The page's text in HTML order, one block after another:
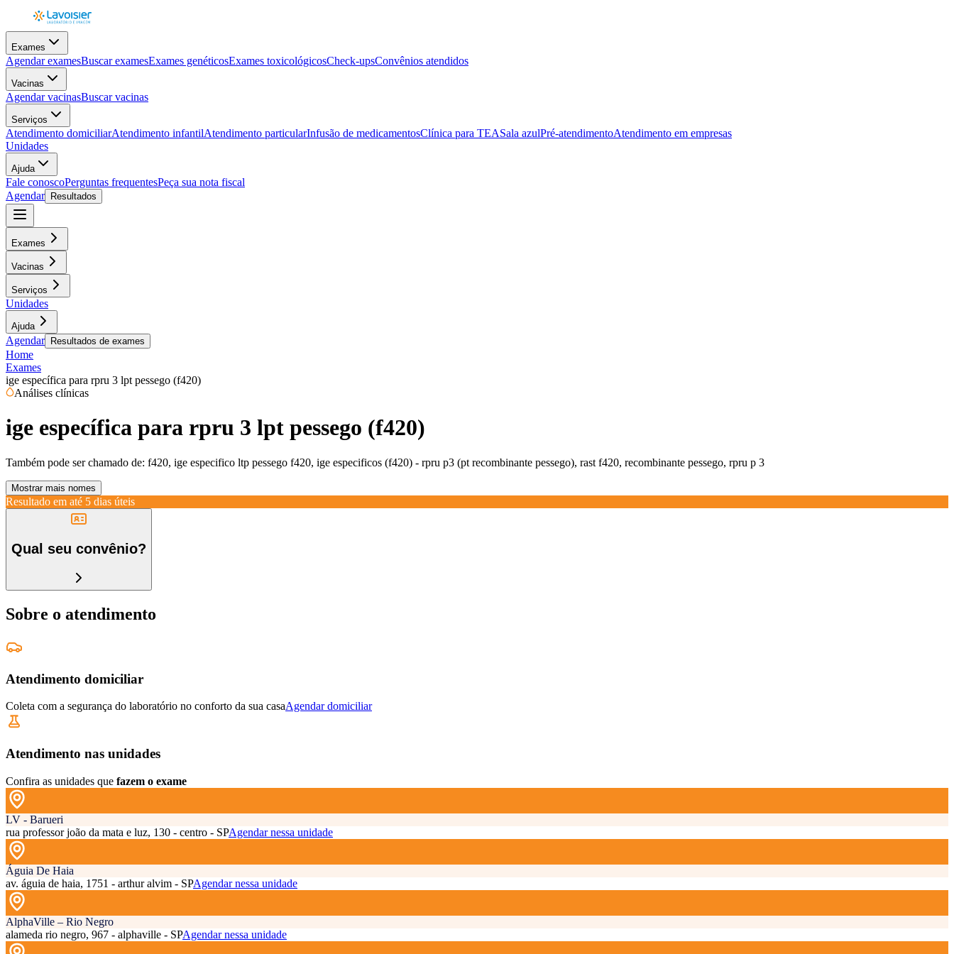
Exames
Agendar examesBuscar examesExames genéticosExames toxicológicosCheck-upsConvênios atendidos
Vacinas
Agendar vacinasBuscar vacinas
Serviços
Atendimento domiciliarAtendimento infantilAtendimento particularInfusão de medicamentosClínica para TEASala azulPré-atendimentoAtendimento em empresas
Unidades
Ajuda
Fale conoscoPerguntas frequentesPeça sua nota fiscal
Agendar
Resultados
Exames
Vacinas
Serviços
Unidades
Ajuda
Agendar Resultados de exames
Home
Exames
ige específica para rpru 3 lpt pessego (f420)
Análises clínicas
ige específica para rpru 3 lpt pessego (f420)
Também pode ser chamado de: f420, ige especifico ltp pessego f420, ige especificos (f420) - rpru p3 (pt recombinante pessego), rast f420, recombinante pessego, rpru p 3
Mostrar mais nomes
Resultado em até 5 dias úteis
Qual seu convênio?
Sobre o atendimento
Atendimento domiciliar
Coleta com a segurança do laboratório no conforto da sua casaAgendar domiciliar
Atendimento nas unidades
Confira as unidades que fazem o exame
LV - Barueri
rua professor joão da mata e luz, 130 - centro - SPAgendar nessa unidade
Águia De Haia
av. águia de haia, 1751 - arthur alvim - SPAgendar nessa unidade
AlphaVille – Rio Negro
alameda rio negro, 967 - alphaville - SPAgendar nessa unidade